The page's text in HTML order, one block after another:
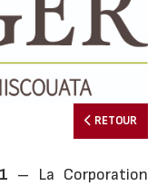
RETOUR
– La Corporation